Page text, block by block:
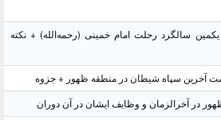
سالگرد رحلت امام خمینی (رحمه‌الله) + نکته
آخرین سپاه شیطان در منطقه ظهور + جزوه
در آخرالزمان و وظایف ایشان در آن دوران